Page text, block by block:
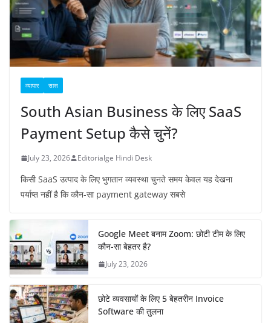
व्यापार सास
South Asian Business के लिए SaaS
Payment Setup कैसे चुनें?
July 23, 2026 Editorialge Hindi Desk
किसी SaaS उत्पाद के लिए भुगतान व्यवस्था चुनते समय केवल यह देखना
पर्याप्त नहीं है कि कौन-सा payment gateway सबसे
Google Meet बनाम Zoom: छोटी टीम के लिए
कौन-सा बेहतर है?
July 23, 2026
छोटे व्यवसायों के लिए 5 बेहतरीन Invoice
Software की तुलना